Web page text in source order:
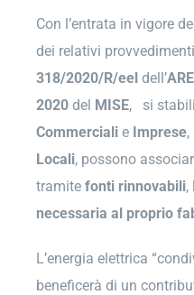
Con l’entrata in vigore
dei relativi
318/2020/R/eeldell’
2020del MISE, si
Commercialie Imprese,
Locali, possono
tramite fonti rinnovabili,
necessaria al proprio
L’energia elettrica
beneficerà di un